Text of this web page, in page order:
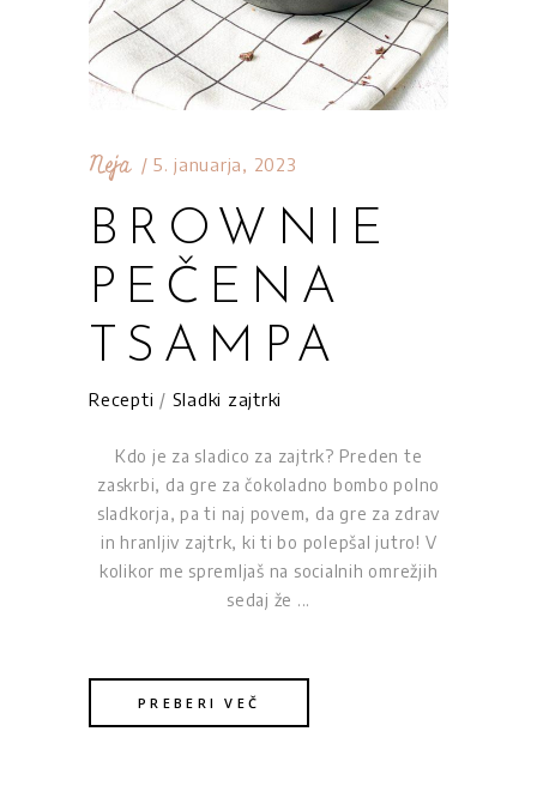
Neja 5. januarja, 2023
BROWNIE
PEČENA
TSAMPA
Recepti / Sladki zajtrki
Kdo je za sladico za zajtrk? Preden te
zaskrbi, da gre za čokoladno bombo polno
sladkorja, pa ti naj povem, da gre za zdrav
in hranljiv zajtrk, ki ti bo polepšal jutro! V
kolikor me spremljaš na socialnih omrežjih
sedaj že
PREBERI VEČ